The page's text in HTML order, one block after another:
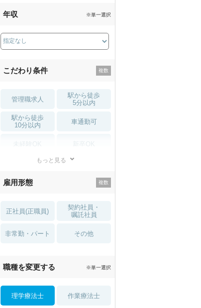
薬局・
年収 ※単一選択
こだわり条件
管理職求人
駅から徒歩
5分以内
駅から徒歩
10分以内
車通勤可
住宅手当・補助
土日祝休 無資格 OK
積極採用中 WEB面接OK
もっと見る
雇用形態
正社員(正職員)
契約社員・
嘱託社員
非常勤・パート その他
職種を変更する ※単一選択
理学療法士 作業療法士